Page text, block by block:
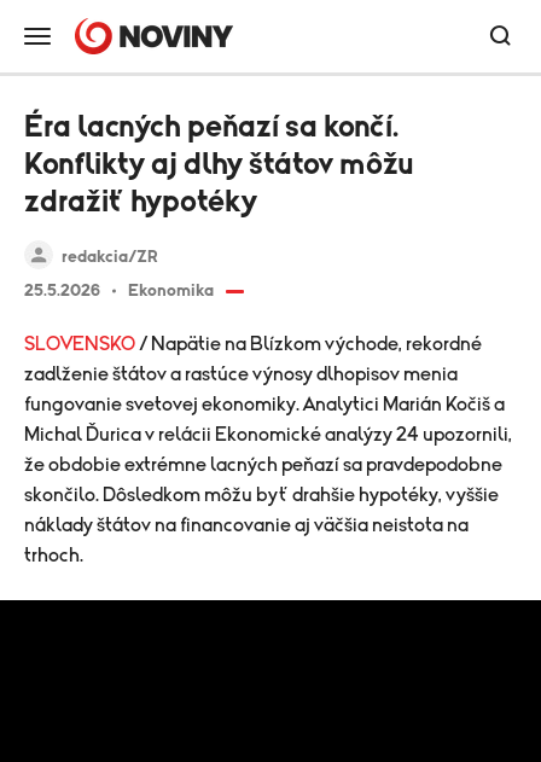
redakcia/ZR
25.5.2026
Ekonomika
Éra lacných peňazí sa končí.
Konflikty aj dlhy štátov môžu
zdražiť hypotéky
SLOVENSKO / Napätie na Blízkom východe, rekordné
zadlženie štátov a rastúce výnosy dlhopisov menia
fungovanie svetovej ekonomiky. Analytici Marián Kočiš a
Michal Ďurica v relácii Ekonomické analýzy 24 upozornili,
že obdobie extrémne lacných peňazí sa pravdepodobne
skončilo. Dôsledkom môžu byť drahšie hypotéky, vyššie
náklady štátov na financovanie aj väčšia neistota na
trhoch.